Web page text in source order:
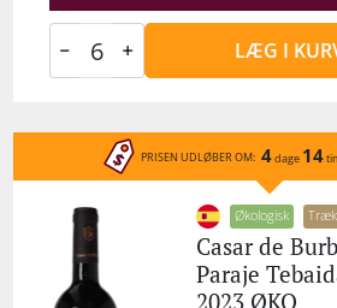
LÆG I
PRISEN UDLØBER OM: 4dage 14
Økologisk
Casar de
Paraje
2023 ØKO